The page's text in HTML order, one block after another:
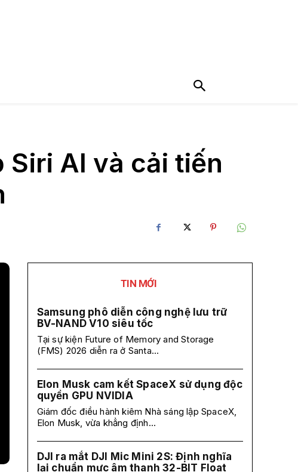
AI và cải tiến
TIN MỚI
Samsung phô diễn công nghệ lưu trữ
BV-NAND V10 siêu tốc
Tại sự kiện Future of Memory and Storage
(FMS) 2026 diễn ra ở Santa...
Elon Musk cam kết SpaceX sử dụng độc
quyền GPU NVIDIA
Giám đốc điều hành kiêm Nhà sáng lập SpaceX,
Elon Musk, vừa khẳng định...
DJI ra mắt DJI Mic Mini 2S: Định nghĩa
lại chuẩn mực âm thanh 32-BIT Float